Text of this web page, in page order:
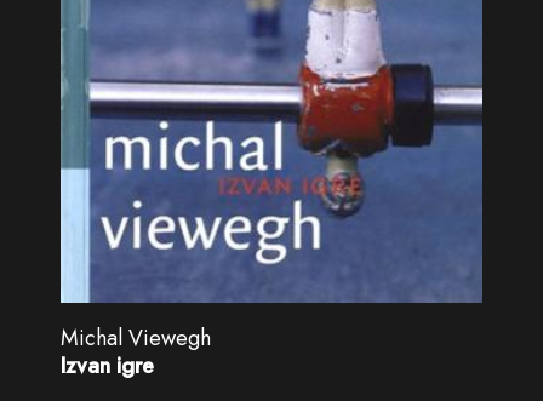
Michal Viewegh
Izvan igre